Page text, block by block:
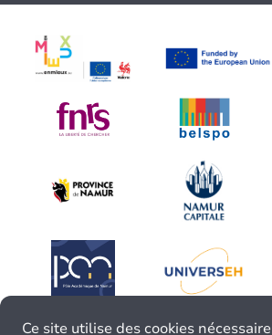
Ce site utilise des cookies